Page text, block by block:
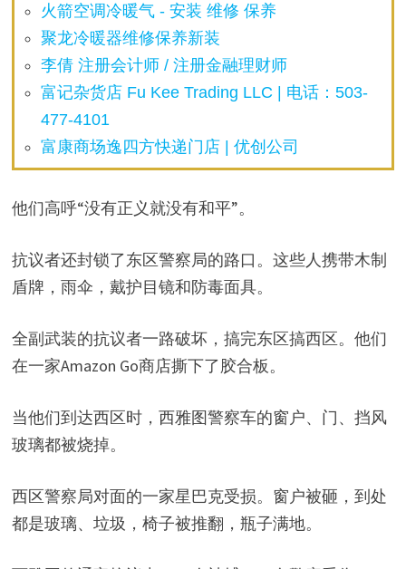
火箭空调冷暖气 - 安装 维修 保养
聚龙冷暖器维修保养新装
李倩 注册会计师 / 注册金融理财师
富记杂货店 Fu Kee Trading LLC | 电话：503-
477-4101
富康商场逸四方快递门店 | 优创公司
他们高呼“没有正义就没有和平”。
抗议者还封锁了东区警察局的路口。这些人携带木制
盾牌，雨伞，戴护目镜和防毒面具。
全副武装的抗议者一路破坏，搞完东区搞西区。他们
在一家Amazon Go商店撕下了胶合板。
当他们到达西区时，西雅图警察车的窗户、门、挡风
玻璃都被烧掉。
西区警察局对面的一家星巴克受损。窗户被砸，到处
都是玻璃、垃圾，椅子被推翻，瓶子满地。